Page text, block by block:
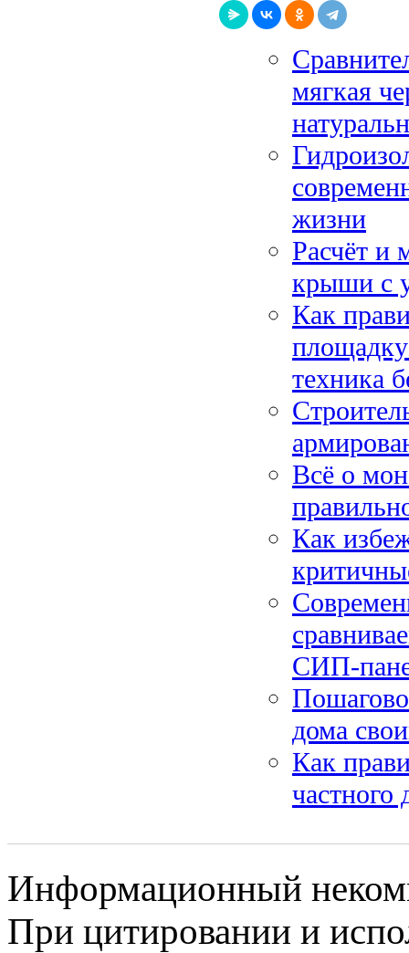
мягкая
жизни
Расчёт и
крыши с
Как
техника
Всё о
Как
СИП-
дома
Как
частного
Информационный
При цитировании и